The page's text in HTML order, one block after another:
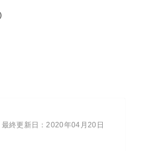
最終更新日：2020年04月20日